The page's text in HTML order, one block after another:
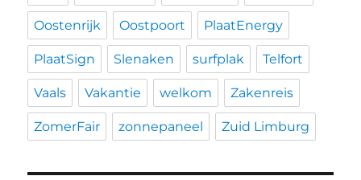
Oostenrijk Oostpoort PlaatEnergy
PlaatSign Slenaken surfplak Telfort
Vaals Vakantie welkom Zakenreis
ZomerFair zonnepaneel Zuid Limburg